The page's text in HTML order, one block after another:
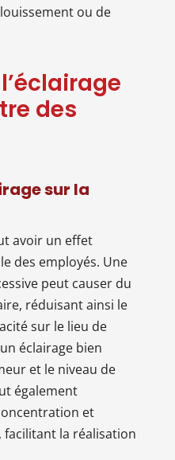
ou de
des
sur la
avoir un effet
des employés. Une
peut causer du
réduisant ainsi le
sur le lieu de
éclairage bien
et le niveau de
également
et
facilitant la réalisation